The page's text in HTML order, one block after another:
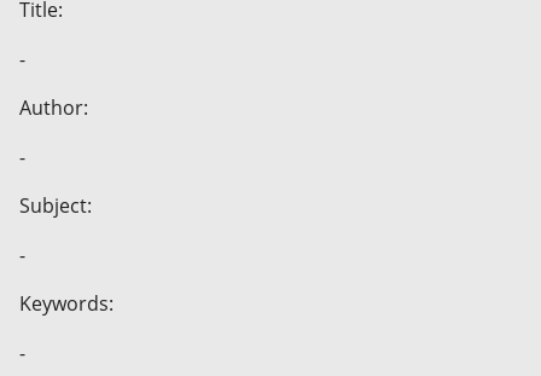
Title:
-
Author:
-
Subject:
-
Keywords:
-